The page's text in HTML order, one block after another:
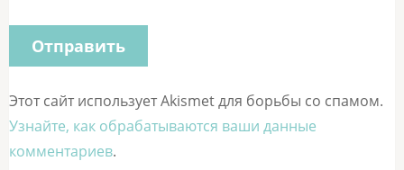
Этот сайт использует Akismet для борьбы со спамом.
Узнайте, как обрабатываются ваши данные
комментариев.